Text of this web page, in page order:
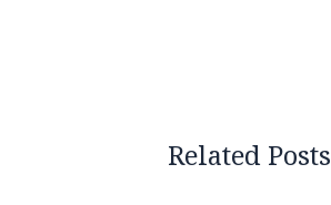
Related Posts